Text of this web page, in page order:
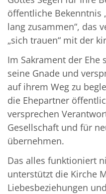
öffentliche Bekenntnis
lang zusammen“, das
„sich trauen“ mit der
Im Sakrament der Ehe
seine Gnade und
auf ihrem Weg zu
die Ehepartner
versprechen
Gesellschaft und für
übernehmen.
Das alles funktioniert
unterstützt die Kirche
Liebesbeziehungen